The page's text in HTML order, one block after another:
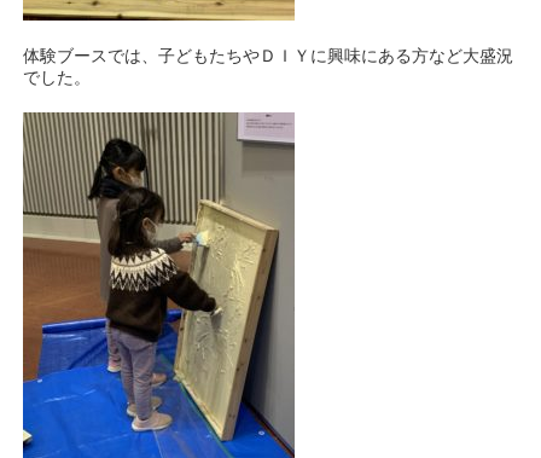
体験ブースでは、子どもたちやＤＩＹに興味にある方など大盛況
でした。